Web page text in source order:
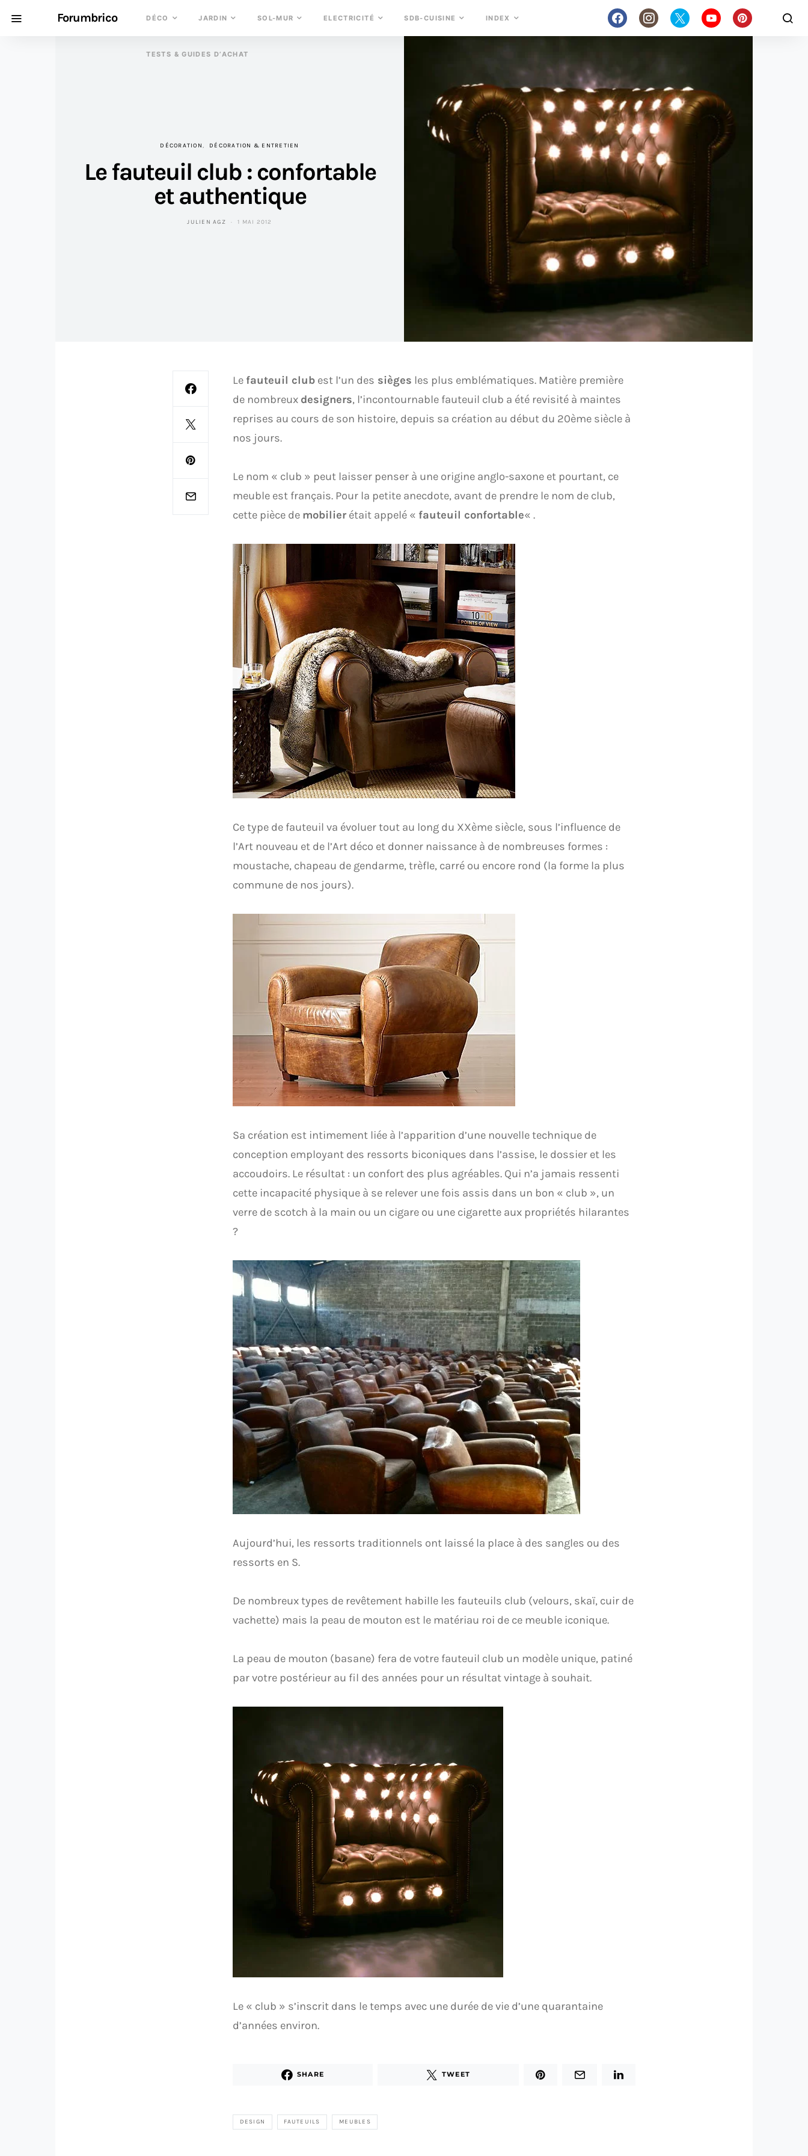
Forumbrico DÉCO JARDIN SOL-MUR ELECTRICITÉ SDB-CUISINE INDEX
TESTS & GUIDES D’ACHAT
DÉCORATION DÉCORATION & ENTRETIEN
Le fauteuil club : confortable
et authentique
JULIEN AGZ 1 MAI 2012
Le fauteuil club est l’un des sièges les plus emblématiques. Matière première
de nombreux designers, l’incontournable fauteuil club a été revisité à maintes
reprises au cours de son histoire, depuis sa création au début du 20ème siècle à
nos jours.
Le nom « club » peut laisser penser à une origine anglo-saxone et pourtant, ce
meuble est français. Pour la petite anecdote, avant de prendre le nom de club,
cette pièce de mobilier était appelé « fauteuil confortable« .
Ce type de fauteuil va évoluer tout au long du XXème siècle, sous l’influence de
l’Art nouveau et de l’Art déco et donner naissance à de nombreuses formes :
moustache, chapeau de gendarme, trèfle, carré ou encore rond (la forme la plus
commune de nos jours).
Sa création est intimement liée à l’apparition d’une nouvelle technique de
conception employant des ressorts biconiques dans l’assise, le dossier et les
accoudoirs. Le résultat : un confort des plus agréables. Qui n’a jamais ressenti
cette incapacité physique à se relever une fois assis dans un bon « club », un
verre de scotch à la main ou un cigare ou une cigarette aux propriétés hilarantes
?
Aujourd’hui, les ressorts traditionnels ont laissé la place à des sangles ou des
ressorts en S.
De nombreux types de revêtement habille les fauteuils club (velours, skaï, cuir de
vachette) mais la peau de mouton est le matériau roi de ce meuble iconique.
La peau de mouton (basane) fera de votre fauteuil club un modèle unique, patiné
par votre postérieur au fil des années pour un résultat vintage à souhait.
Le « club » s’inscrit dans le temps avec une durée de vie d’une quarantaine
d’années environ.
SHARE TWEET
DESIGN FAUTEUILS MEUBLES